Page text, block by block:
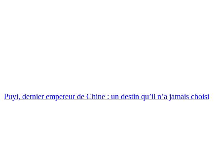
Puyi, dernier empereur de Chine : un destin qu’il n’a jamais choisi